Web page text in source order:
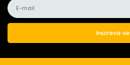
Inscreva-se